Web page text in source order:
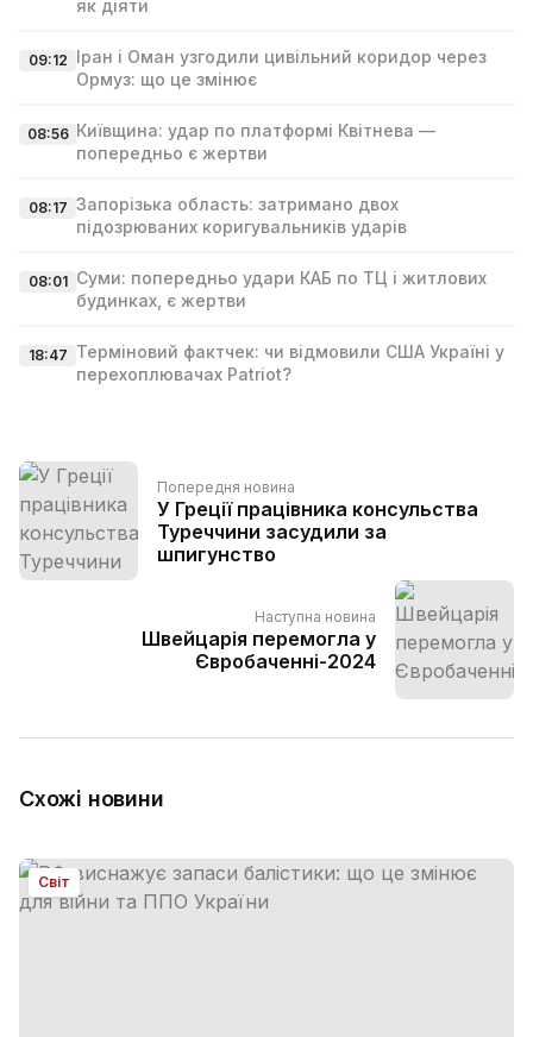
як діяти
09:12 Іран і Оман узгодили цивільний коридор через
Ормуз: що це змінює
08:56 Київщина: удар по платформі Квітнева —
попередньо є жертви
08:17 Запорізька область: затримано двох
підозрюваних коригувальників ударів
08:01 Суми: попередньо удари КАБ по ТЦ і житлових
будинках, є жертви
18:47 Терміновий фактчек: чи відмовили США Україні у
перехоплювачах Patriot?
Попередня новина
У Греції працівника консульства
Туреччини засудили за
шпигунство
Наступна новина
Швейцарія перемогла у
Євробаченні-2024
Схожі новини
Світ